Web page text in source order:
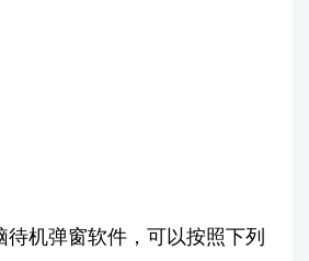
待机弹窗软件，可以按照下列